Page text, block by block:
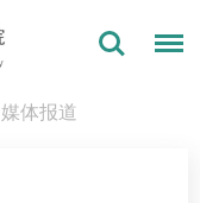
媒体报道